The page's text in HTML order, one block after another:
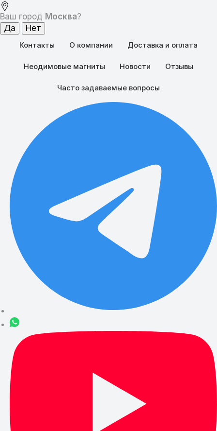
Ваш город Москва?
Контакты О компании Доставка и оплата
Неодимовые магниты Новости Отзывы
Часто задаваемые вопросы